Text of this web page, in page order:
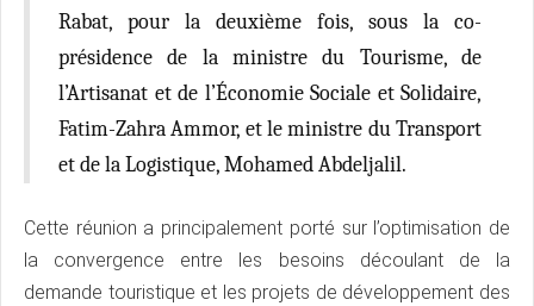
Rabat, pour la deuxième fois, sous la co-
présidence de la ministre du Tourisme, de
l’Artisanat et de l’Économie Sociale et Solidaire,
Fatim-Zahra Ammor, et le ministre du Transport
et de la Logistique, Mohamed Abdeljalil.
Cette réunion a principalement porté sur l’optimisation de
la convergence entre les besoins découlant de la
demande touristique et les projets de développement des